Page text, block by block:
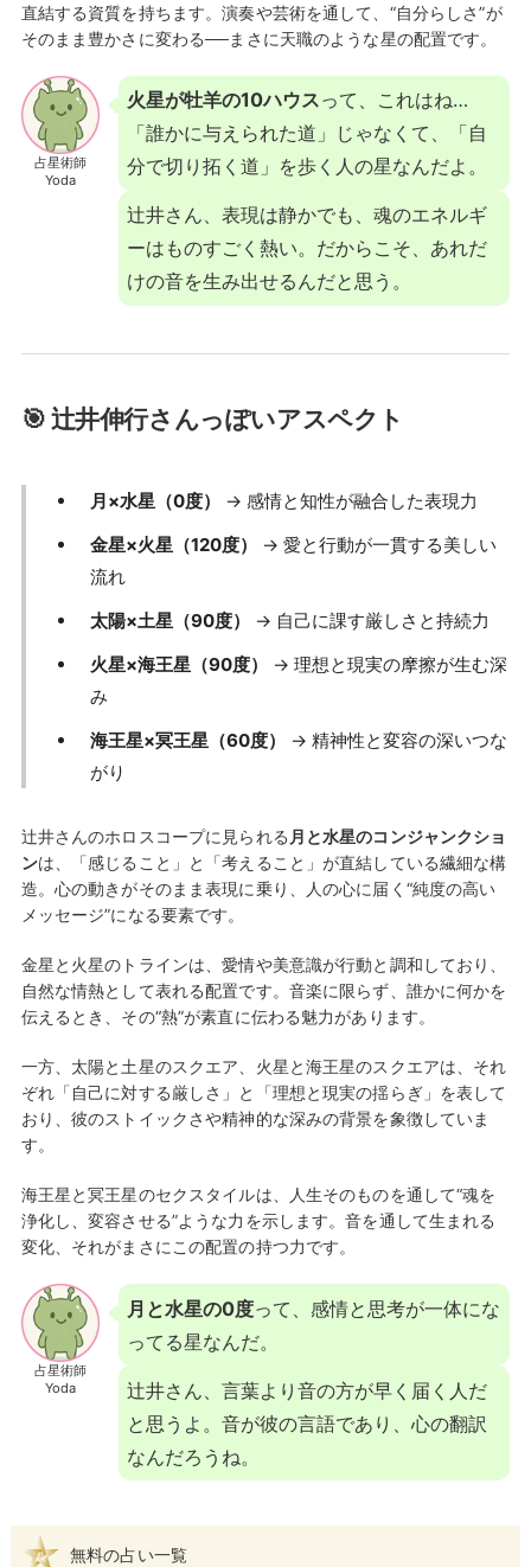
直結する資質を持ちます。演奏や芸術を通して、“自分らしさ”が
そのまま豊かさに変わる──まさに天職のような星の配置です。
占星術師
Yoda
火星が牡羊の10ハウスって、これはね…
「誰かに与えられた道」じゃなくて、「自
分で切り拓く道」を歩く人の星なんだよ。
辻井さん、表現は静かでも、魂のエネルギ
ーはものすごく熱い。だからこそ、あれだ
けの音を生み出せるんだと思う。
🎯 辻井伸行さんっぽいアスペクト
月×水星（0度）
→ 感情と知性が融合した表現力
金星×火星（120度）
→ 愛と行動が一貫する美しい
流れ
太陽×土星（90度）
→ 自己に課す厳しさと持続力
火星×海王星（90度）
→ 理想と現実の摩擦が生む深
み
海王星×冥王星（60度）
→ 精神性と変容の深いつな
がり
辻井さんのホロスコープに見られる 月と水星のコンジャンクショ
ンは、「感じること」と「考えること」が直結している繊細な構
造。心の動きがそのまま表現に乗り、人の心に届く“純度の高い
メッセージ”になる要素です。
金星と火星のトラインは、愛情や美意識が行動と調和しており、
自然な情熱として表れる配置です。音楽に限らず、誰かに何かを
伝えるとき、その“熱”が素直に伝わる魅力があります。
一方、太陽と土星のスクエア、火星と海王星のスクエアは、それ
ぞれ「自己に対する厳しさ」と「理想と現実の揺らぎ」を表して
おり、彼のストイックさや精神的な深みの背景を象徴していま
す。
海王星と冥王星のセクスタイルは、人生そのものを通して“魂を
浄化し、変容させる”ような力を示します。音を通して生まれる
変化、それがまさにこの配置の持つ力です。
占星術師
Yoda
月と水星の0度って、感情と思考が一体にな
ってる星なんだ。
辻井さん、言葉より音の方が早く届く人だ
と思うよ。音が彼の言語であり、心の翻訳
なんだろうね。
無料の占い一覧